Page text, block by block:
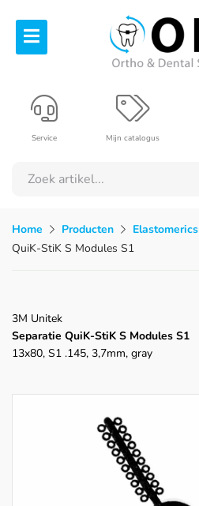
Mijn catalogus
Service
Home Producten Elastomerics
QuiK-StiK S Modules S1
3M Unitek
Separatie QuiK-StiK S Modules S1
13x80, S1 .145, 3,7mm, gray